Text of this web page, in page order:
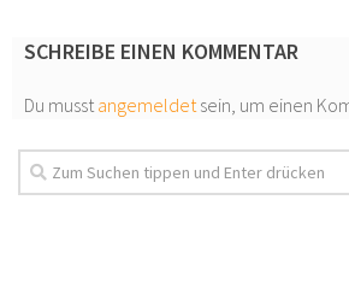
SCHREIBE EINEN KOMMENTAR
Du musst angemeldet sein, um einen